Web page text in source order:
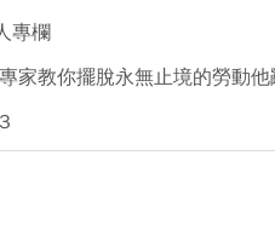
專欄
家教你擺脫永無止境的勞動